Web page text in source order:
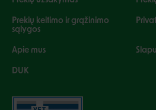
Prekių keitimo ir grąžinimo
sąlygos
Apie mus
DUK